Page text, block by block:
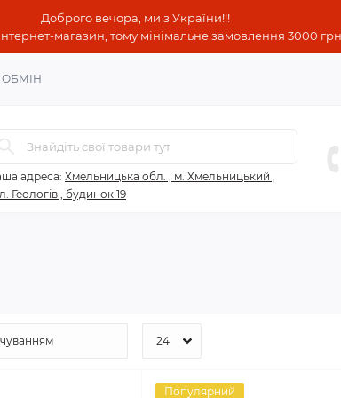
Доброго вечора, ми з України!!!
магазин, тому мінімальне замовлення 3000
адреса: Хмельницька обл. , м. Хмельницький ,
Геологів , будинок 19
Популярний